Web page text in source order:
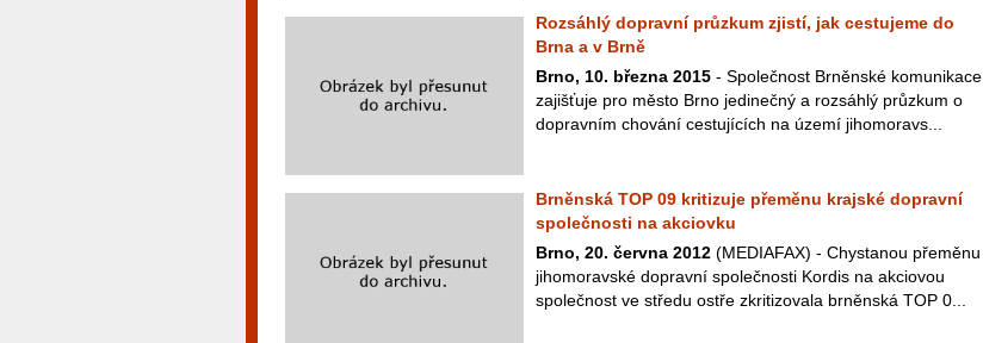
Rozsáhlý dopravní průzkum zjistí, jak cestujeme do
Brna a v Brně
Brno, 10. března 2015 - Společnost Brněnské komunikace
zajišťuje pro město Brno jedinečný a rozsáhlý průzkum o
dopravním chování cestujících na území jihomoravs...
Brněnská TOP 09 kritizuje přeměnu krajské dopravní
společnosti na akciovku
Brno, 20. června 2012 (MEDIAFAX) - Chystanou přeměnu
jihomoravské dopravní společnosti Kordis na akciovou
společnost ve středu ostře zkritizovala brněnská TOP 0...